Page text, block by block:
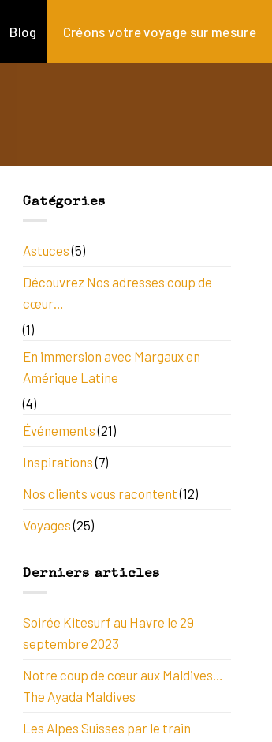
Blog Créons votre voyage sur mesure
Catégories
Astuces(5)
Découvrez Nos adresses coup de
cœur…
(1)
En immersion avec Margaux en
Amérique Latine
(4)
Événements(21)
Inspirations(7)
Nos clients vous racontent(12)
Voyages(25)
Derniers articles
Soirée Kitesurf au Havre le 29
septembre 2023
Notre coup de cœur aux Maldives…
The Ayada Maldives
Les Alpes Suisses par le train